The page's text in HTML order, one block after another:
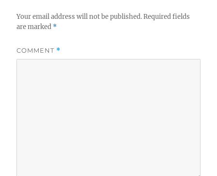
Your email address will not be published. Required fields
are marked *
COMMENT *